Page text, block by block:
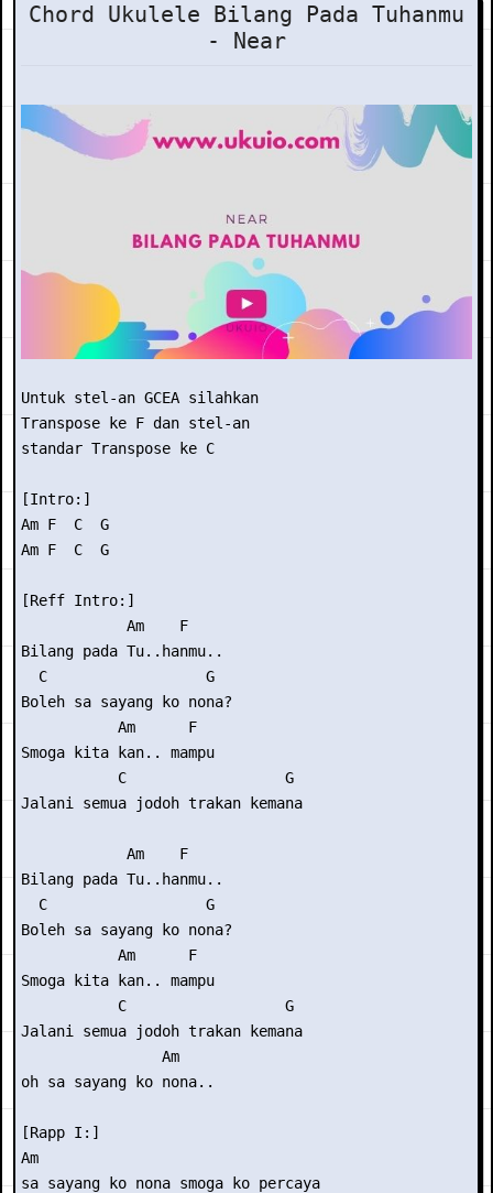
Chord Ukulele Bilang Pada Tuhanmu
- Near
Untuk stel-an GCEA silahkan
Transpose ke F dan stel-an
standar Transpose ke C
[Intro:]
Am F  C  G
Am F  C  G
[Reff Intro:]
            Am    F
Bilang pada Tu..hanmu..
  C                  G
Boleh sa sayang ko nona?
           Am      F
Smoga kita kan.. mampu
           C                  G
Jalani semua jodoh trakan kemana
            Am    F
Bilang pada Tu..hanmu..
  C                  G
Boleh sa sayang ko nona?
           Am      F
Smoga kita kan.. mampu
           C                  G
Jalani semua jodoh trakan kemana
                Am
oh sa sayang ko nona..
[Rapp I:]
Am
sa sayang ko nona smoga ko percaya